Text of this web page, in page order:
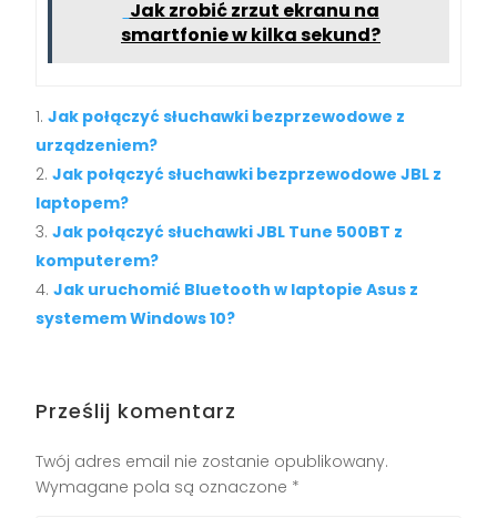
Jak zrobić zrzut ekranu na
smartfonie w kilka sekund?
Jak połączyć słuchawki bezprzewodowe z
urządzeniem?
Jak połączyć słuchawki bezprzewodowe JBL z
laptopem?
Jak połączyć słuchawki JBL Tune 500BT z
komputerem?
Jak uruchomić Bluetooth w laptopie Asus z
systemem Windows 10?
Prześlij komentarz
Twój adres email nie zostanie opublikowany.
Wymagane pola są oznaczone *